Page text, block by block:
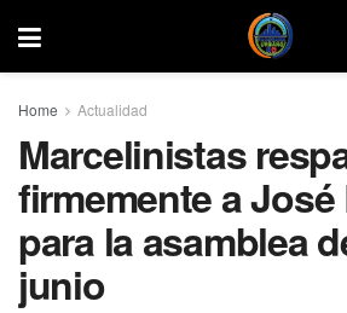
Home Actualidad
Marcelinistas
firmemente a José
para la asamblea
junio